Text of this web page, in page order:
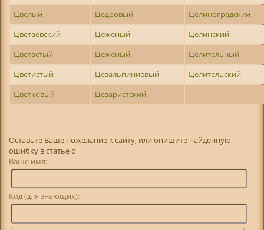
Цвелый
Цедровый
Целиноградский
Цветаевский
Цеженый
Целинский
Цветастый
Цежёный
Целительный
Цветистый
Цезальпиниевый
Целительский
Цветковый
Цезаристский
Оставьте Ваше пожелание к сайту, или опишите найденную
ошибку в статье о
Ваше имя:
Код (для знающих):